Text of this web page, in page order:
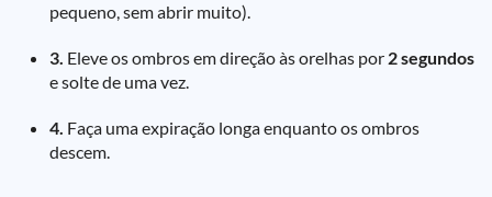
pequeno, sem abrir muito).
3. Eleve os ombros em direção às orelhas por 2 segundos
e solte de uma vez.
4. Faça uma expiração longa enquanto os ombros
descem.